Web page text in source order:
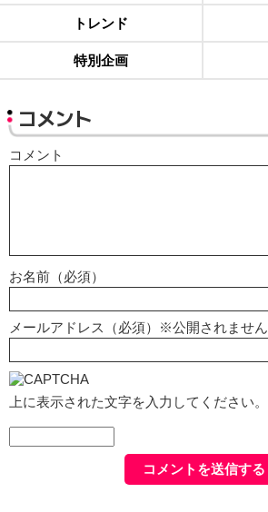
トレンド
特別企画
コメント
コメント
お名前（必須）
メールアドレス（必須）※公開されません
上に表示された文字を入力してください。